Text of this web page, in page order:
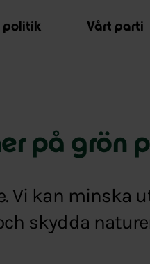
politik
Vårt parti
på grön
Vi kan minska
skydda